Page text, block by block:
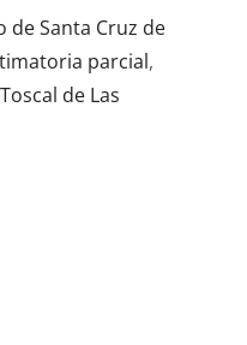
de Santa Cruz de
parcial,
Toscal de Las